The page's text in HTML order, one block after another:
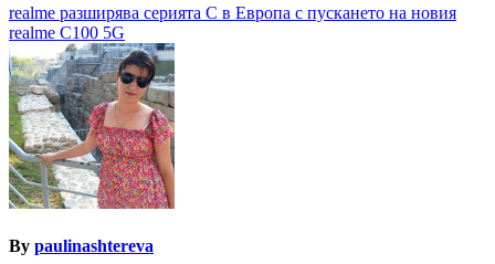
Навигация
realme разширява серията C в Европа с пускането на новия
realme C100 5G
By paulinashtereva